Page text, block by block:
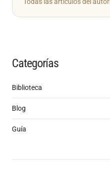
Categorías
Biblioteca
Blog
Guía